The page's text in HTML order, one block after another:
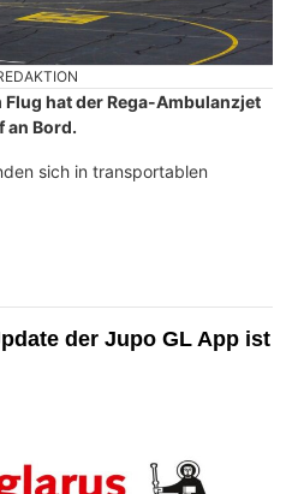
hat der Rega-Ambulanzjet
an Bord.
sich in transportablen
der Jupo GL App ist